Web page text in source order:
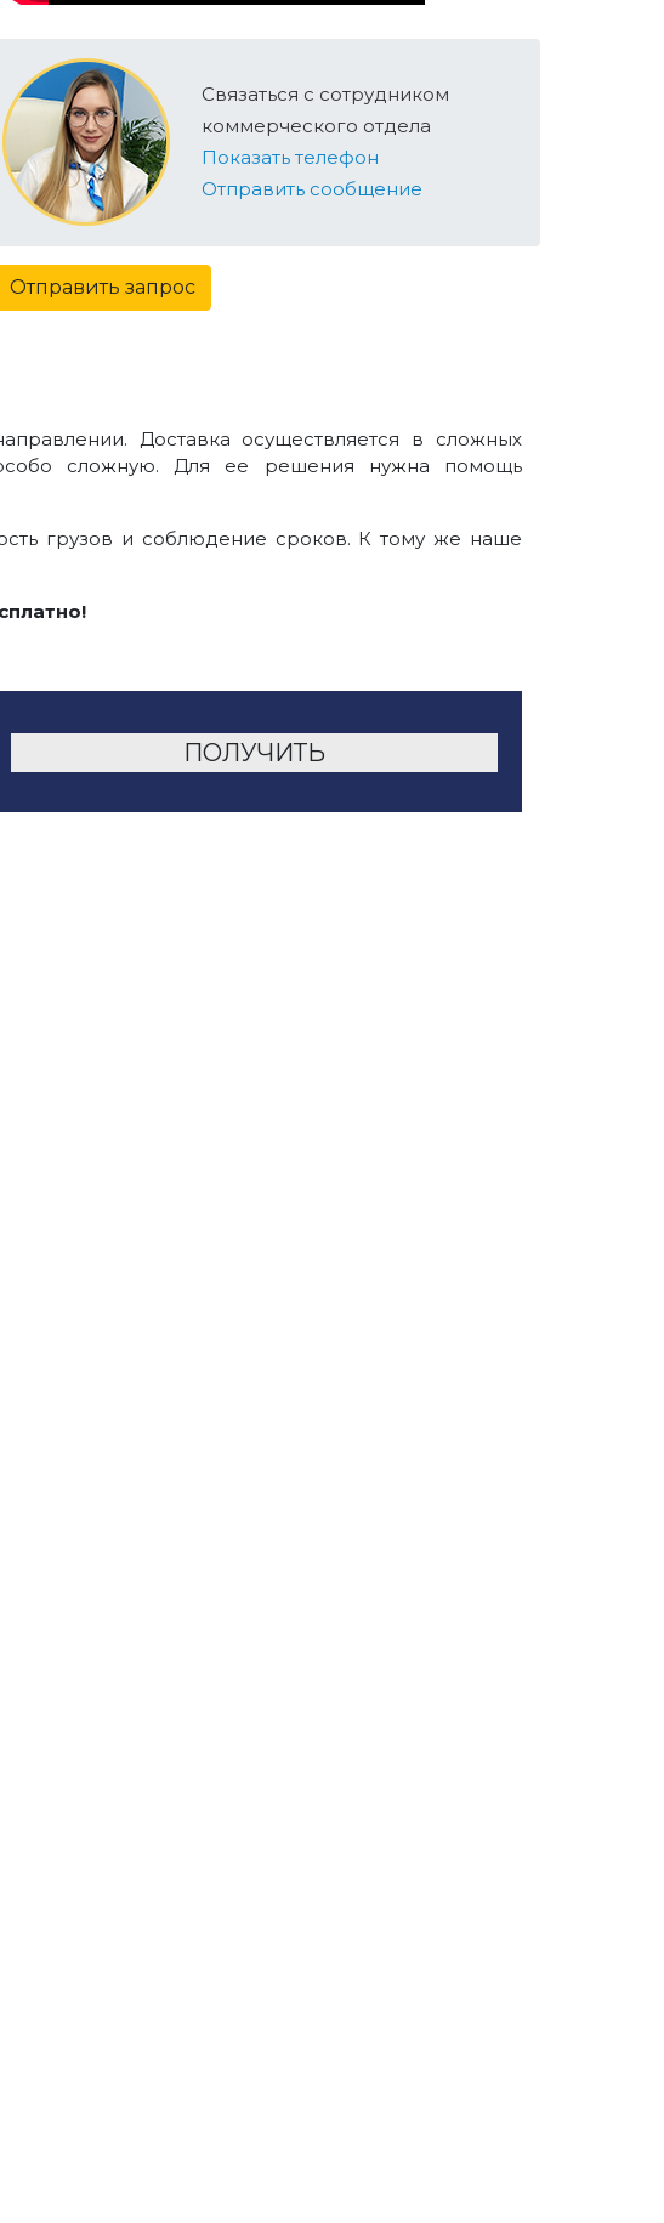
Связаться с сотрудником
коммерческого отдела
Показать телефон
Отправить сообщение
Отправить запрос
Доставка осуществляется в сложных
особо сложную. Для ее решения нужна помощь
грузов и соблюдение сроков. К тому же наше